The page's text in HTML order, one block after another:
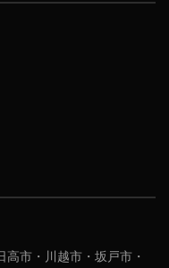
高市・川越市・坂戸市・